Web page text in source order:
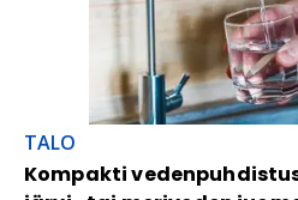
TALO
Kompakti